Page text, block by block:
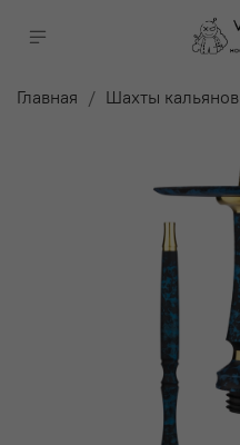
Главная Шахты кальянов